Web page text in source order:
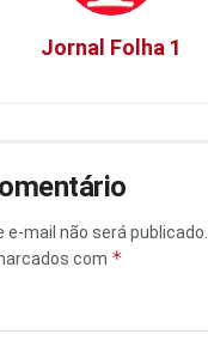
Jornal Folha 1
e-mail não será publicado.
com *